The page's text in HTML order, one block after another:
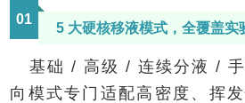
01
5 大硬核移液模式，全覆盖实
基础 / 高级 / 连续分液 /
向模式专门适配高密度、挥